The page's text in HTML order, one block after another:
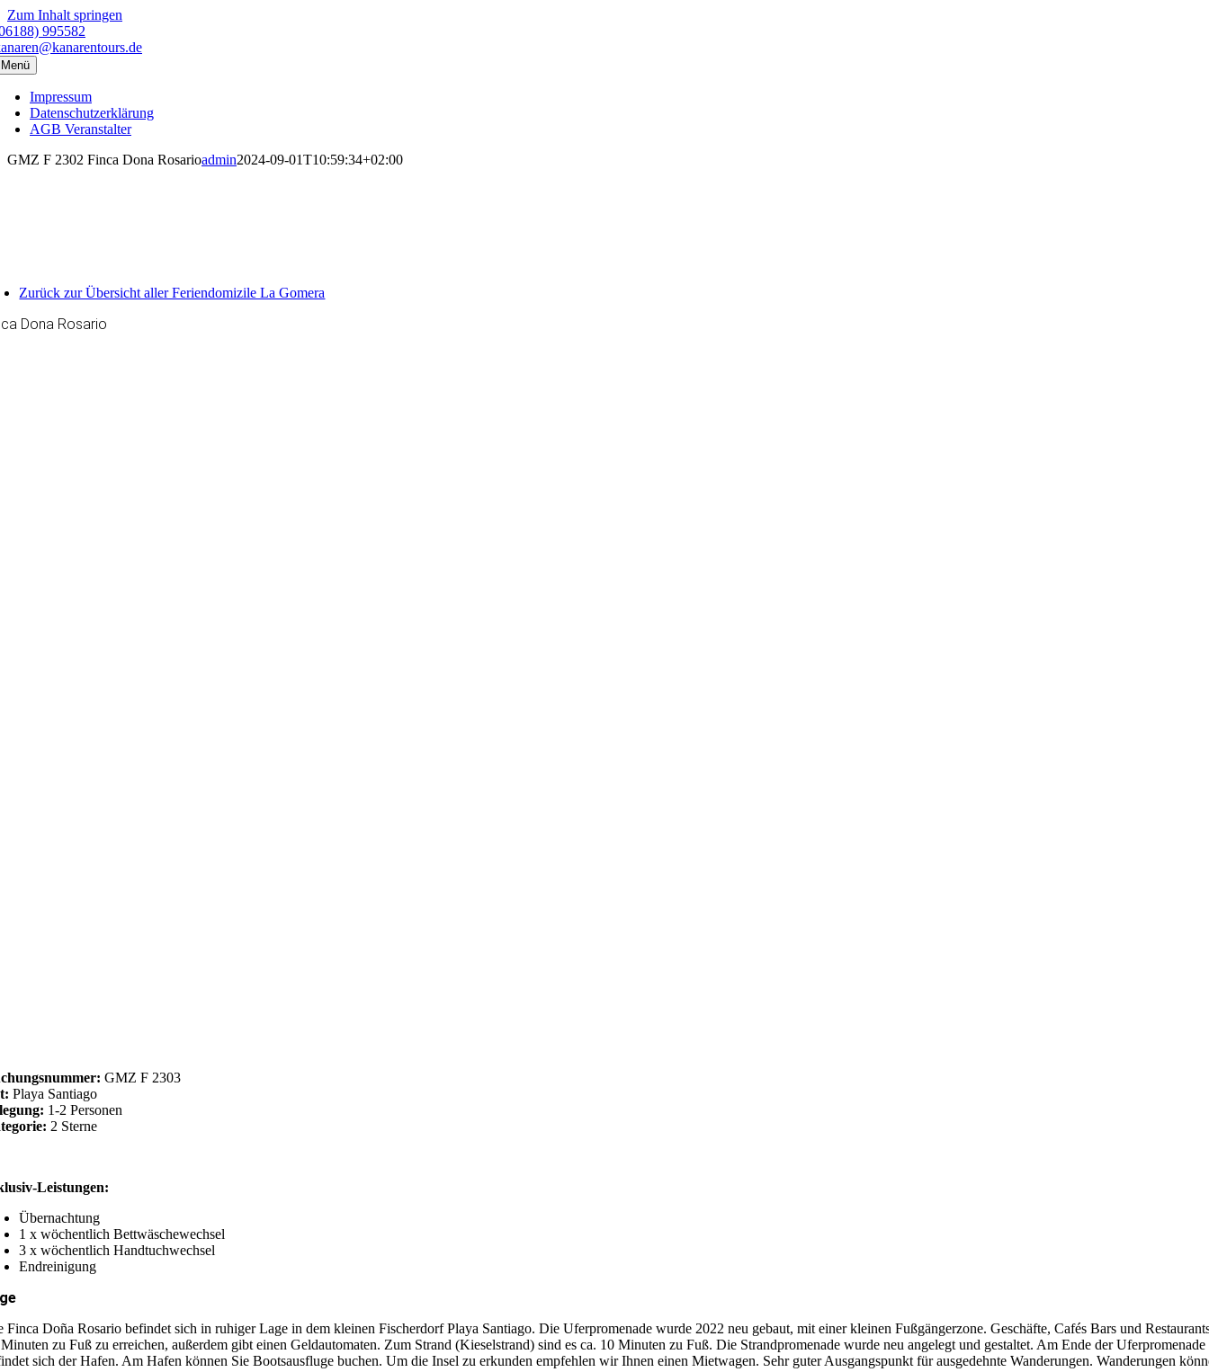
Zum Inhalt springen
995582
Menü
Impressum
Datenschutzerklärung
AGB Veranstalter
GMZ F 2302 Finca Dona Rosarioadmin2024-09-01T10:59:34+02:00
Zurück zur Übersicht aller Feriendomizile La Gomera
Dona Rosario
GMZ F 2303
Playa Santiago
1-2 Personen
2 Sterne
Leistungen:
Übernachtung
1 x wöchentlich Bettwäschewechsel
3 x wöchentlich Handtuchwechsel
Endreinigung
Finca Doña Rosario befindet sich in ruhiger Lage in dem kleinen Fischerdorf Playa Santiago. Die Uferpromenade wurde 2022 neu gebaut, mit einer kleinen Fußgängerzone. Geschäfte, Cafés Bars und
zu Fuß zu erreichen, außerdem gibt einen Geldautomaten. Zum Strand (Kieselstrand) sind es ca. 10 Minuten zu Fuß. Die Strandpromenade wurde neu angelegt und gestaltet. Am Ende der Uferpromenade
sich der Hafen. Am Hafen können Sie Bootsausfluge buchen. Um die Insel zu erkunden empfehlen wir Ihnen einen Mietwagen. Sehr guter Ausgangspunkt für ausgedehnte Wanderungen. Wanderungen